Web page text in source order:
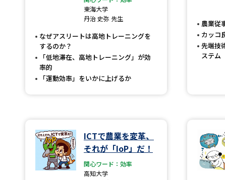
東海大学
丹治 史弥 先生
なぜアスリートは高地トレーニングを
するのか？
「低地滞在、高地トレーニング」が効
率的
「運動効率」をいかに上げるか
農業従
カッコ
先端技
ステム
ICTで農業を変革、
それが「IoP」だ！
関心ワード：効率
高知大学